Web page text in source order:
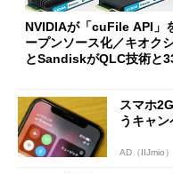
NVIDIAが「cuFile API」
ープンソース化／キオク
とSandiskがQLC技術と
スマホ
うキャン
AD（IIJmio）